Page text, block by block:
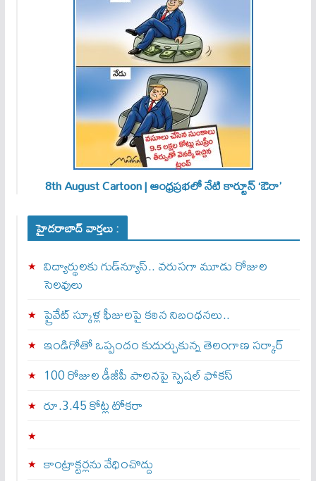
8th August Cartoon | ఆంధ్రప్రభలో నేటి కార్టూన్ ‘ఔరా’
హైదరాబాద్ వార్తలు :
విద్యార్థులకు గుడ్‌న్యూస్.. వరుసగా మూడు రోజుల
సెలవులు
ప్రైవేట్ స్కూళ్ల ఫీజులపై కఠిన నిబంధనలు..
ఇండిగోతో ఒప్పందం కుదుర్చుకున్న తెలంగాణ స‌ర్కార్
100 రోజుల డీజీపీ పాలనపై స్పెషల్ ఫోకస్
రూ.3.45 కోట్ల టోకరా
కాంట్రాక్టర్లను వేధించొద్దు